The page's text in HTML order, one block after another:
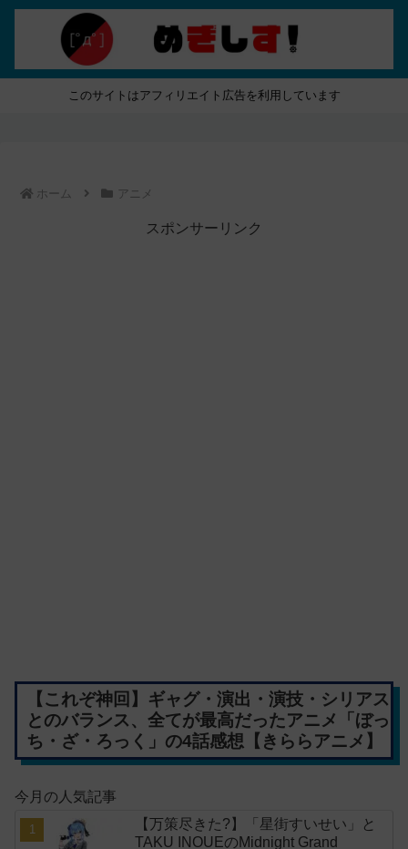
このサイトはアフィリエイト広告を利用しています
ホーム アニメ
スポンサーリンク
【これぞ神回】ギャグ・演出・演技・シリアス
とのバランス、全てが最高だったアニメ「ぼっ
ち・ざ・ろっく」の4話感想【きららアニメ】
今月の人気記事
【万策尽きた?】「星街すいせい」と
TAKU INOUEのMidnight Grand